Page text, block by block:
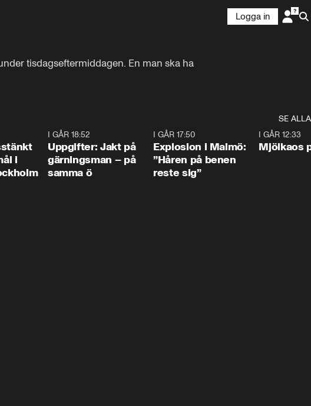
Logga in
tisdagseftermiddagen. En man ska ha
SE ALLA
i
I GÅR 18:52
Uppgifter: Jakt på
gärningsman – på
samma ö
I GÅR 17:50
Explosion i Malmö:
”Håren på benen
reste sig”
I GÅR 12:33
Mjölkaos